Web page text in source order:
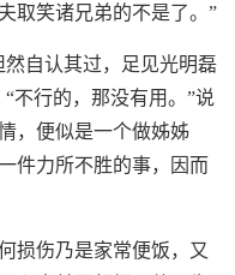
取笑诸兄弟的不是了。”
自认其过，足见光明磊
不行的，那没有用。”说
，便似是一个做姊姊
件力所不胜的事，因而
损伤乃是家常便饭，又